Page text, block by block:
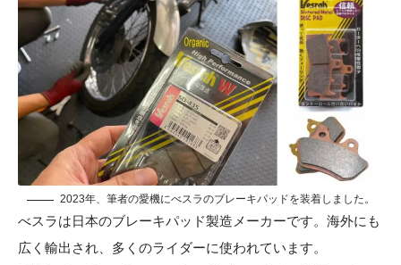
2023年、筆者の愛機にべスラのブレーキパッドを装着しました。
べスラは日本のブレーキパッド製造メーカーです。海外にも
広く輸出され、多くのライダーに使われています。